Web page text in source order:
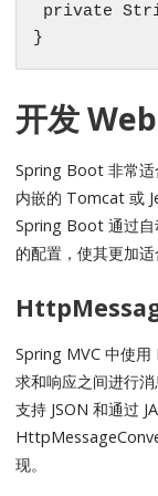
private
}
开发
Spring Boot 非常适
内嵌的 Tomcat 或
Spring Boot 通过自
的配置，使其更加
Spring MVC 中使
求和响应之间进行
支持 JSON 和通过
现。